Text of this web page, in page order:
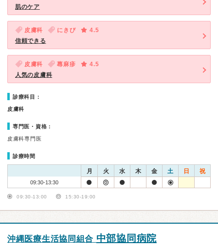
肌のケア
皮膚科 にきび
4.5
信頼できる
皮膚科 蕁麻疹
4.5
人気の皮膚科
診療科目：
皮膚科
専門医・資格：
皮膚科専門医
診療時間
月 火 水 木 金 土 日 祝
09:30-13:30
09:30-13:00 15:30-19:00
沖縄医療生活協同組合 中部協同病院